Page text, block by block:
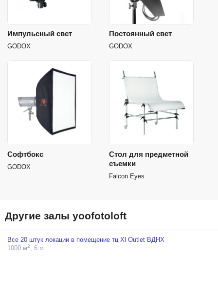
Импульсный свет
GODOX
Постоянный свет
GODOX
Софтбокс
GODOX
Стол для предметной
съемки
Falcon Eyes
Другие залы yoofotoloft
Все 20 штук локации в помещение тц Xl Outlet ВДНХ
1000 м2, 6 м